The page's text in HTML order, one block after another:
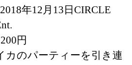
2018年12月13日CIRCLE
円
カのパーティーを引き連